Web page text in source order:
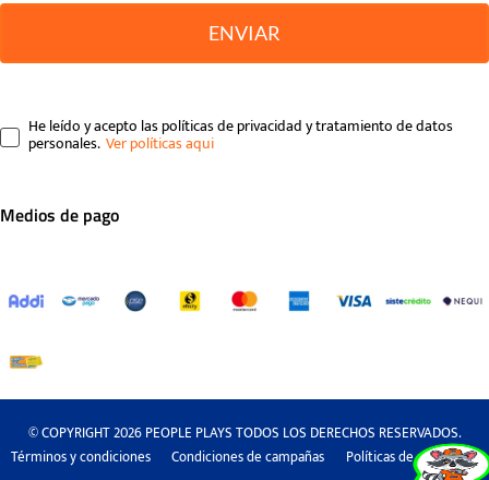
ENVIAR
He leído y acepto las políticas de privacidad y tratamiento de datos
personales.
Medios de pago
© COPYRIGHT 2026 PEOPLE PLAYS TODOS LOS DERECHOS RESERVADOS.
Términos y condiciones
Condiciones de campañas Políticas de privacidad